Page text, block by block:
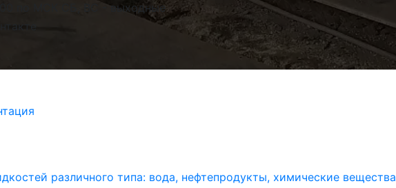
по МСК СБ, ВС - выходные
различного типа: вода, нефтепродукты, химические вещества